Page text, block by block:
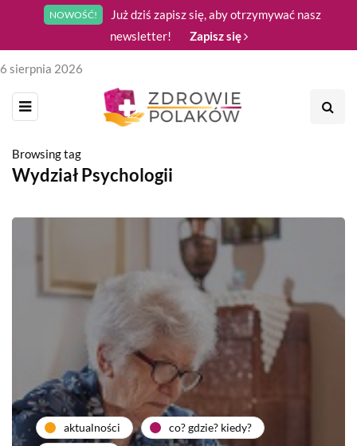
NOWOŚĆ!
Już dziś zapisz się, aby otrzymywać nasz
newsletter!
Zapisz się
6 sierpnia 2026
Browsing tag
Wydział Psychologii
aktualności
co? gdzie? kiedy?